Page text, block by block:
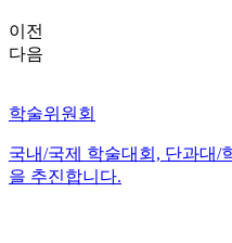
이전
다음
학술위원회
국내/국제 학술대회, 단과대/
을 추진합니다.